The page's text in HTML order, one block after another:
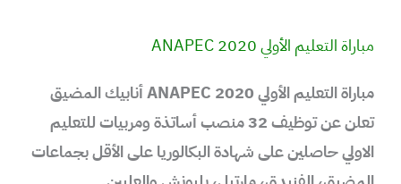
مباراة التعليم الأولي 2020 ANAPEC
مباراة التعليم الأولي 2020 ANAPEC أنابيك المضيق
تعلن عن توظيف 32 منصب أساتذة ومربيات للتعليم
الاولي حاصلين على شهادة البكالوريا على الأقل بجماعات